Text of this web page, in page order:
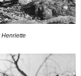
Henriette